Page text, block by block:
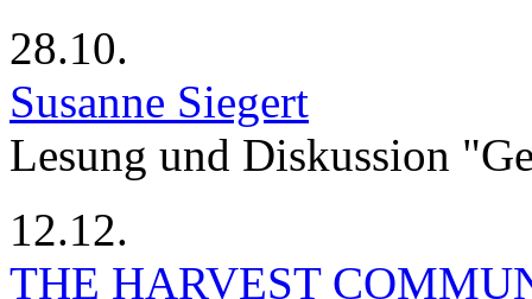
28.10.
Susanne Siegert
Lesung und Diskussion
12.12.
THE HARVEST